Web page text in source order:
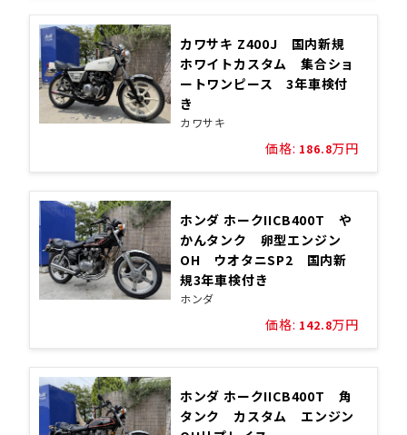
カワサキ Z400J 国内新規
ホワイトカスタム 集合ショ
ートワンピース 3年車検付
き
カワサキ
価格: 186.8万円
ホンダ ホークIICB400T や
かんタンク 卵型エンジン
OH ウオタニSP2 国内新
規3年車検付き
ホンダ
価格: 142.8万円
ホンダ ホークIICB400T 角
タンク カスタム エンジン